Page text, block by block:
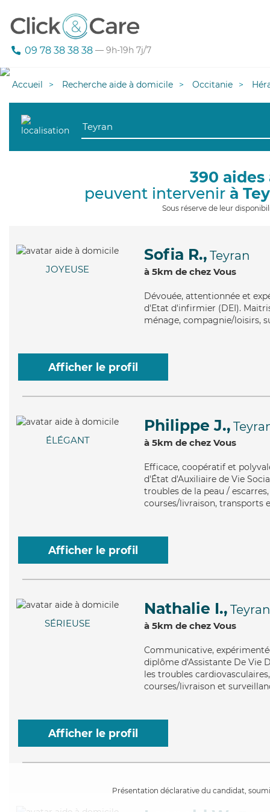
09 78 38 38 38 — 9h-19h 7j/7
Accueil Recherche aide à domicile Occitanie
390
peuvent intervenir à
Sous réserve de leur
JOYEUSE
Sofia R., Teyran
à 5km de chez Vous
Dévouée, attentionnée et
d'Etat d'infirmier (DEI).
ménage, compagnie/loisirs,
Afficher le profil
ÉLÉGANT
Philippe J.,
à 5km de chez Vous
Efficace, coopératif et
d'État d'Auxiliaire de Vie
troubles de la peau /
courses/livraison, transports
Afficher le profil
SÉRIEUSE
Nathalie I., Teyran
à 5km de chez Vous
Communicative,
diplôme d'Assistante De Vie
les troubles
courses/livraison et
Afficher le profil
Présentation déclarative du candidat,